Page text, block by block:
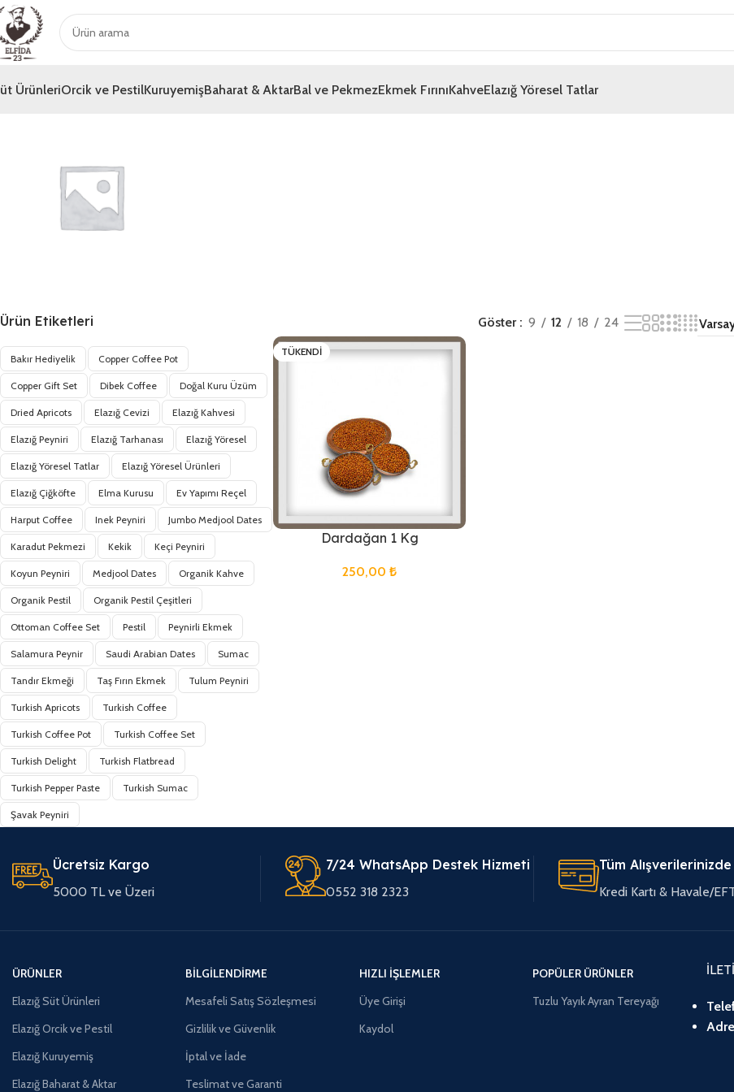
ÜrünleriOrcik ve PestilKuruyemişBaharat & AktarBal ve PekmezEkmek FırınıKahveElazığ Yöresel Tatlar
Genel
Ürün Etiketleri
Bakır Hediyelik Copper Coffee Pot
Copper Gift Set Dibek Coffee Doğal Kuru Üzüm
Dried Apricots Elazığ Cevizi Elazığ Kahvesi
Elazığ Peyniri Elazığ Tarhanası Elazığ Yöresel
Elazığ Yöresel Tatlar Elazığ Yöresel Ürünleri
Elazığ Çiğköfte Elma Kurusu Ev Yapımı Reçel
Harput Coffee Inek Peyniri Jumbo Medjool Dates
Karadut Pekmezi Kekik Keçi Peyniri
Koyun Peyniri Medjool Dates Organik Kahve
Organik Pestil Organik Pestil Çeşitleri
Ottoman Coffee Set Pestil Peynirli Ekmek
Salamura Peynir Saudi Arabian Dates Sumac
Tandır Ekmeği Taş Fırın Ekmek Tulum Peyniri
Turkish Apricots Turkish Coffee
Turkish Coffee Pot Turkish Coffee Set
Turkish Delight Turkish Flatbread
Turkish Pepper Paste Turkish Sumac
Şavak Peyniri
Göster 9 12 18 24
TÜKENDI
Dardağan 1 Kg
250,00 ₺
Ücretsiz Kargo
5000 TL ve Üzeri
7/24 WhatsApp Destek Hizmeti
0552 318 2323
Tüm Alışverilerinizde
Kredi Kartı & Havale/
ÜRÜNLER
Elazığ Süt Ürünleri
Elazığ Orcik ve Pestil
Elazığ Kuruyemiş
Elazığ Baharat & Aktar
BILGILENDIRME
Mesafeli Satış Sözleşmesi
Gizlilik ve Güvenlik
İptal ve İade
Teslimat ve Garanti
HIZLI İŞLEMLER
Üye Girişi
Kaydol
POPÜLER ÜRÜNLER
Tuzlu Yayık Ayran Tereyağı